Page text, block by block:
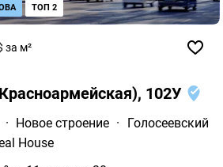
за м²
102У
· Новое строение ·
Голосеевский
House
ТОП 2